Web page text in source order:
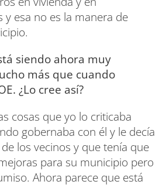
y esa no es la manera de
siendo ahora muy
más que cuando
¿Lo cree así?
cosas que yo lo criticaba
gobernaba con él y le decía
los vecinos y que tenía que
para su municipio pero
Ahora parece que está